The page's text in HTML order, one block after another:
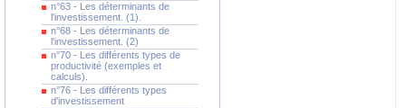
n°63 - Les déterminants de
l'investissement. (1).
n°68 - Les déterminants de
l'investissement. (2)
n°70 - Les différents types de
productivité (exemples et
calculs).
n°76 - Les différents types
d'investissement